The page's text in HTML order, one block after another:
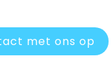
met ons op